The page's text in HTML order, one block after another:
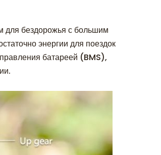
для бездорожья с большим
энергии для поездок
батареей (BMS),